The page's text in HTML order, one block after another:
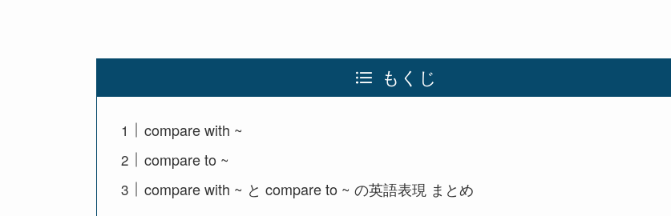
もくじ
compare with ~
compare to ~
compare with ~ と compare to ~ の英語表現 まとめ